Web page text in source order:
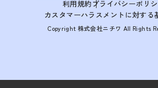
利用規約プライバシーポリ
カスタマーハラスメントに対する
Copyright 株式会社ニチワ All Rights